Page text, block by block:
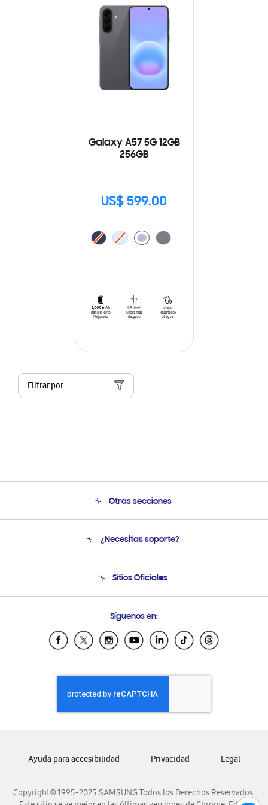
Galaxy A57 5G 12GB
256GB
US$ 599.00
Filtrar por
Otras secciones
Soporte
Condiciones de Compra
¿Necesitas soporte?
Soporte vía eMail
Sitios Oficiales
Samsung Ecuador
Samsung El Salvador
Samsung Honduras
Samsung Nicaragua
Samsung Panamá
Samsung Venezuela
Síguenos en:
Copyright© 1995-2025 SAMSUNG Todos los Derechos Reservados.
Ayuda para accesibilidad Privacidad Legal